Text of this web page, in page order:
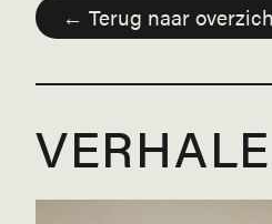
← Terug naar